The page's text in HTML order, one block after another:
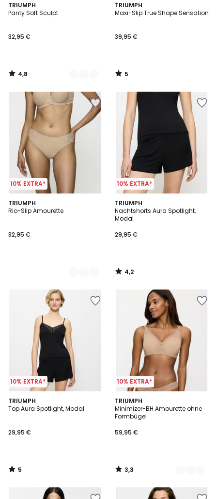
TRIUMPH
Panty Soft Sculpt
32,95 €
4,8
/ 5
3
Farben
4,8
/
TRIUMPH
Maxi-Slip True Shape Sensation
39,95 €
5
/
5
/
10% EXTRA*
TRIUMPH
Rio-Slip Amourette
32,95 €
3
Farben
10% EXTRA*
TRIUMPH
Nachtshorts Aura Spotlight,
Modal
29,95 €
4,2
/ 5
4,2
/
10% EXTRA*
TRIUMPH
Top Aura Spotlight, Modal
29,95 €
5
/
5
/
10% EXTRA*
TRIUMPH
Minimizer-BH Amourette ohne
Formbügel
59,95 €
3,3
/ 5
3
Farben
3,3
/